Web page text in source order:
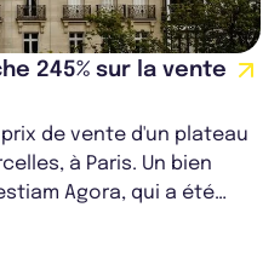
245% sur la vente
prix de vente d'un plateau
à Paris. Un bien
Agora, qui a été